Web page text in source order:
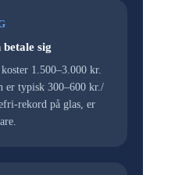
sig
1.500–3.000 kr.
er typisk 300–600 kr./
rekord på glas, er